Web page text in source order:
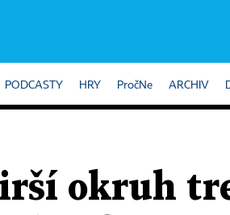
PODCASTY HRY PročNe ARCHIV
okruh